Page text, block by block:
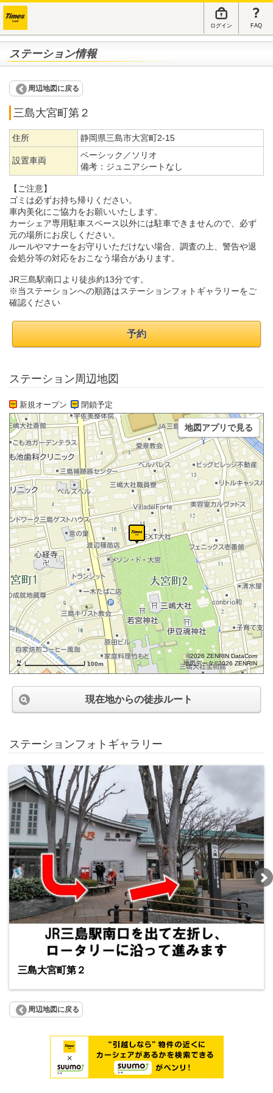
ログイン FAQ
ステーション情報
周辺地図に戻る
三島大宮町第２
住所 静岡県三島市大宮町2-15
設置車両
ベーシック／ソリオ
備考： ジュニアシートなし
【ご注意】
ゴミは必ずお持ち帰りください。
車内美化にご協力をお願いいたします。
カーシェア専用駐車スペース以外には駐車できませんので、必ず
元の場所にお戻しください。
ルールやマナーをお守りいただけない場合、調査の上、警告や退
会処分等の対応をおこなう場合があります。
JR三島駅南口より徒歩約13分です。
※当ステーションへの順路はステーションフォトギャラリーをご
確認ください
予約
ステーション周辺地図
新規オープン 閉鎖予定
100m
©2026 ZENRIN DataCom
地図データ©2026 ZENRIN
地図アプリで見る
現在地からの徒歩ルート
ステーションフォトギャラリー
三島大宮町第２
周辺地図に戻る